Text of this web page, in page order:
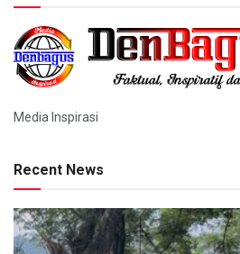
Media Inspirasi
Recent News